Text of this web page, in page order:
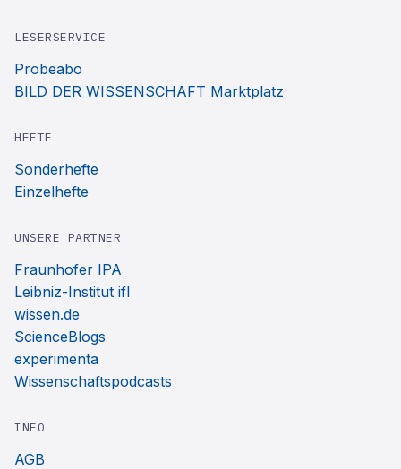
LESERSERVICE
Probeabo
BILD DER WISSENSCHAFT Marktplatz
HEFTE
Sonderhefte
Einzelhefte
UNSERE PARTNER
Fraunhofer IPA
Leibniz-Institut ifl
wissen.de
ScienceBlogs
experimenta
Wissenschaftspodcasts
INFO
AGB